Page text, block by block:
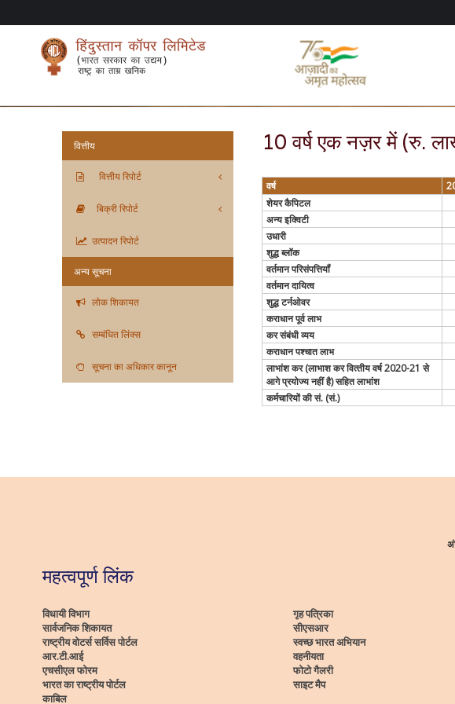
वित्तीय
वित्तीय रिपोर्ट
बिक्री रिपोर्ट
उत्पादन रिपोर्ट
अन्य सूचना
लोक शिकायत
सम्बंधित लिंक्स
सूचना का अधिकार कानून
10 वर्ष एक नज़र में (रु.
वर्ष
शेयर कैपिटल
अन्‍य इक्विटी
उधारी
शुद्ध ब्‍लॉक
वर्तमान परिसंपत्तियॉं
वर्तमान दायित्‍व
शुद्ध टर्नओवर
कराधान पूर्व लाभ
कर संबंधी व्‍यय
कराधान पश्‍चात लाभ
लाभांश कर (लाभाश कर वित्‍तीय वर्ष 2020-21 से
आगे प्रयोज्‍य नहीं है) सहित लाभांश
कर्मचारियों की सं. (सं.)
महत्वपूर्ण लिंक
विधायी विभाग
सार्वजनिक शिकायत
राष्ट्रीय वोटर्स सर्विस पोर्टल
आर.टी.आई
एचसीएल फोरम
भारत का राष्ट्रीय पोर्टल
काबिल
गृह पत्रिका
सीएसआर
स्वच्छ भारत अभियान
वहनीयता
फोटो गैलरी
साइट मैप